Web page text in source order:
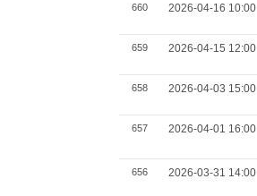
660 2026-04-16 10:00
659 2026-04-15 12:00
658 2026-04-03 15:00
657 2026-04-01 16:00
656 2026-03-31 14:00